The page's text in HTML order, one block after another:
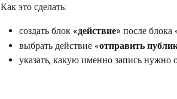
Как это сделать:
создать блок «действие» после блока
выбрать действие «отправить
указать, какую именно запись нужно